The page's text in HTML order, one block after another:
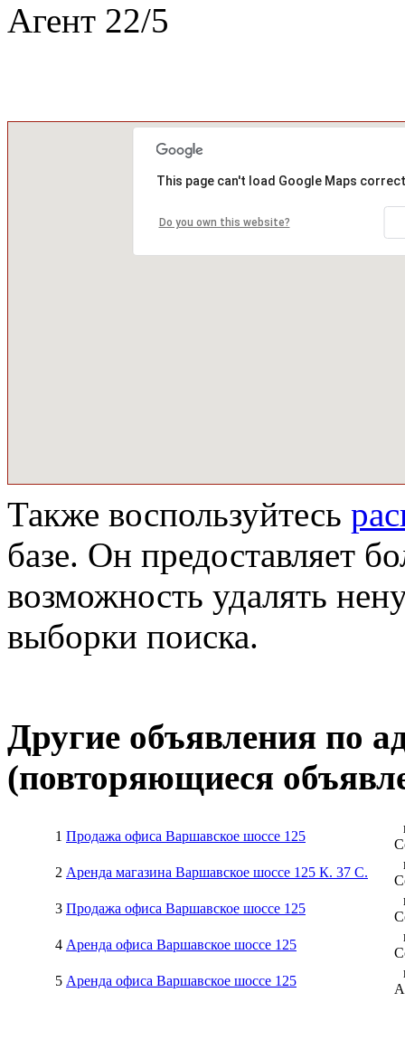
Агент 22/5
This page can't load Google Maps
Do you own this website?
Также воспользуйтесь
базе. Он предоставляет
возможность удалять
выборки поиска.
Другие объявления по
(повторяющиеся
1 Продажа офиса Варшавское шоссе 125
2 Аренда магазина Варшавское шоссе 125 К. 37 C.
3 Продажа офиса Варшавское шоссе 125
4 Аренда офиса Варшавское шоссе 125
5 Аренда офиса Варшавское шоссе 125